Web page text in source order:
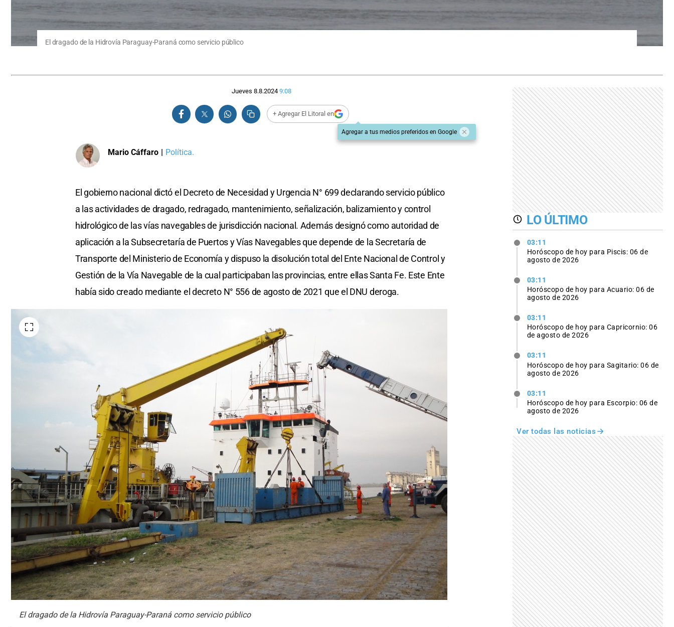
El dragado de la Hidrovía Paraguay-Paraná como servicio público
Jueves 8.8.2024 9:08
+ Agregar El Litoral en
Agregar a tus medios preferidos en Google
Mario Cáffaro Política.
El gobierno nacional dictó el Decreto de Necesidad y Urgencia N° 699 declarando servicio público
a las actividades de dragado, redragado, mantenimiento, señalización, balizamiento y control
hidrológico de las vías navegables de jurisdicción nacional. Además designó como autoridad de
aplicación a la Subsecretaría de Puertos y Vías Navegables que depende de la Secretaría de
Transporte del Ministerio de Economía y dispuso la disolución total del Ente Nacional de Control y
Gestión de la Vía Navegable de la cual participaban las provincias, entre ellas Santa Fe. Este Ente
había sido creado mediante el decreto N° 556 de agosto de 2021 que el DNU deroga.
El dragado de la Hidrovía Paraguay-Paraná como servicio público
LO ÚLTIMO
03:11
Horóscopo de hoy para Piscis: 06 de
agosto de 2026
03:11
Horóscopo de hoy para Acuario: 06 de
agosto de 2026
03:11
Horóscopo de hoy para Capricornio: 06
de agosto de 2026
03:11
Horóscopo de hoy para Sagitario: 06 de
agosto de 2026
03:11
Horóscopo de hoy para Escorpio: 06 de
agosto de 2026
Ver todas las noticias